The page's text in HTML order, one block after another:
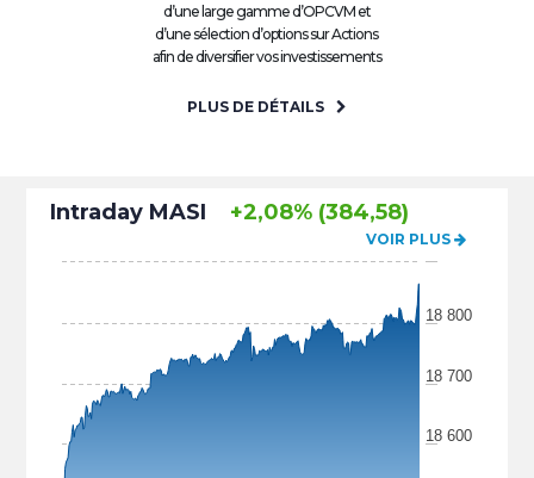
d’une large gamme d’OPCVM et
d’une sélection d’options sur Actions
afin de diversifier vos investissements
PLUS DE DÉTAILS
Intraday MASI +2,08% (384,58)
VOIR PLUS
18 600
18 700
18 800